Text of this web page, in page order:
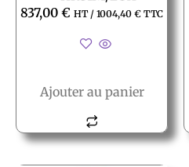
837,00 € HT / 1004,40 € TTC
Ajouter au panier